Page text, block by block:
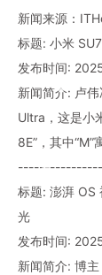
新闻来源：
标题: 小米
发布时间:
新闻简介: 卢
Ultra，这是小
8E”，其中“M”
标题: 澎湃 OS
光
发布时间:
新闻简介: 博